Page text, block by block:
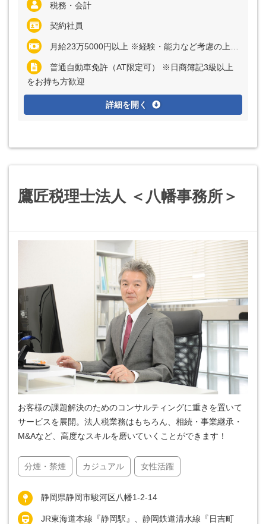
税務・会計
契約社員
月給23万5000円以上 ※経験・能力など考慮の上、決定いたします ※残業代は全額支給
普通自動車免許（AT限定可） ※日商簿記3級以上
をお持ち方歓迎
詳細を開く
鷹匠税理士法人 ＜八幡事務所＞
お客様の課題解決のためのコンサルティングに重きを置いて
サービスを展開。法人税業務はもちろん、相続・事業継承・
M&Aなど、高度なスキルを磨いていくことができます！
分煙・禁煙 カジュアル 女性活躍
静岡県静岡市駿河区八幡1-2-14
JR東海道本線『静岡駅』、静岡鉄道清水線『日吉町